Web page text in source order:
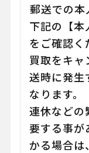
郵送での
下記の【本
をご確認く
買取をキ
送時に発生
なります。
連休などの
要する事が
かる場合は